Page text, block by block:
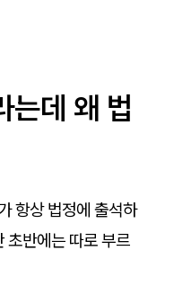
는데 왜 법
항상 법정에 출석하
초반에는 따로 부르